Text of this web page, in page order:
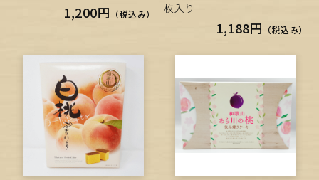
1,200円 （税込み）
枚入り
1,188円 （税込み）